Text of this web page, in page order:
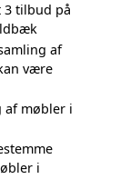
tilbud på
af
være
af møbler i
i